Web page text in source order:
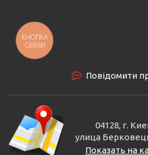
Повідомити
04128, г.
улица
Показать на
КНОПКА
СВЯЗИ